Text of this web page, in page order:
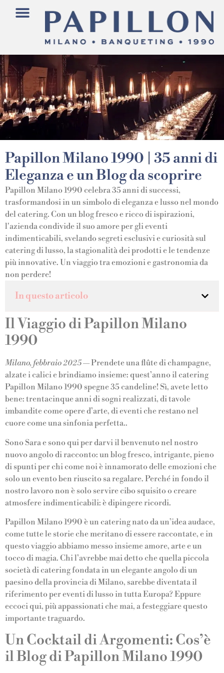
Papillon Milano 1990 | 35 anni di
Eleganza e un Blog da scoprire
Papillon Milano 1990 celebra 35 anni di successi,
trasformandosi in un simbolo di eleganza e lusso nel mondo
del catering. Con un blog fresco e ricco di ispirazioni,
l'azienda condivide il suo amore per gli eventi
indimenticabili, svelando segreti esclusivi e curiosità sul
catering di lusso, la stagionalità dei prodotti e le tendenze
più innovative. Un viaggio tra emozioni e gastronomia da
non perdere!
In questo articolo
Il Viaggio di Papillon Milano
1990
Milano, febbraio 2025— Prendete una flûte di champagne,
alzate i calici e brindiamo insieme: quest’anno il catering
Papillon Milano 1990 spegne 35 candeline! Sì, avete letto
bene: trentacinque anni di sogni realizzati, di tavole
imbandite come opere d’arte, di eventi che restano nel
cuore come una sinfonia perfetta..
Sono Sara e sono qui per darvi il benvenuto nel nostro
nuovo angolo di racconto: un blog fresco, intrigante, pieno
di spunti per chi come noi è innamorato delle emozioni che
solo un evento ben riuscito sa regalare. Perché in fondo il
nostro lavoro non è solo servire cibo squisito o creare
atmosfere indimenticabili: è dipingere ricordi.
Papillon Milano 1990 è un catering nato da un’idea audace,
come tutte le storie che meritano di essere raccontate, e in
questo viaggio abbiamo messo insieme amore, arte e un
tocco di magia. Chi l’avrebbe mai detto che quella piccola
società di catering fondata in un elegante angolo di un
paesino della provincia di Milano, sarebbe diventata il
riferimento per eventi di lusso in tutta Europa? Eppure
eccoci qui, più appassionati che mai, a festeggiare questo
importante traguardo.
Un Cocktail di Argomenti: Cos’è
il Blog di Papillon Milano 1990